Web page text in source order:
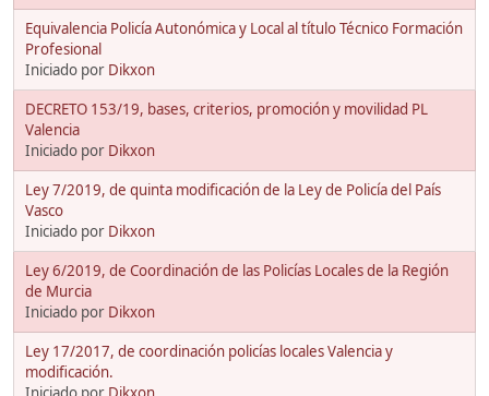
Equivalencia Policía Autonómica y Local al título Técnico Formación
Profesional
Iniciado por Dikxon
DECRETO 153/19, bases, criterios, promoción y movilidad PL
Valencia
Iniciado por Dikxon
Ley 7/2019, de quinta modificación de la Ley de Policía del País
Vasco
Iniciado por Dikxon
Ley 6/2019, de Coordinación de las Policías Locales de la Región
de Murcia
Iniciado por Dikxon
Ley 17/2017, de coordinación policías locales Valencia y
modificación.